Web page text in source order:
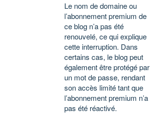
Le nom de domaine ou
l’abonnement premium de
ce blog n’a pas été
renouvelé, ce qui explique
cette interruption. Dans
certains cas, le blog peut
également être protégé par
un mot de passe, rendant
son accès limité tant que
l’abonnement premium n’a
pas été réactivé.